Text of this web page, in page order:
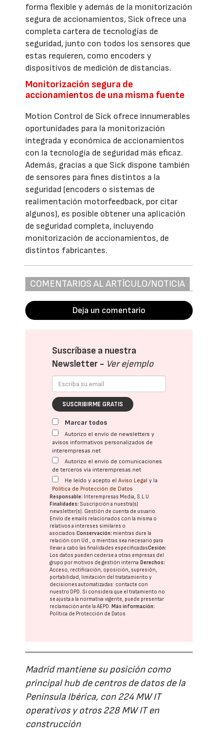
forma flexible y además de la monitorización
segura de accionamientos, Sick ofrece una
completa cartera de tecnologías de
seguridad, junto con todos los sensores que
estas requieren, como encoders y
dispositivos de medición de distancias.
Monitorización segura de
accionamientos de una misma fuente
Motion Control de Sick ofrece innumerables
oportunidades para la monitorización
integrada y económica de accionamientos
con la tecnología de seguridad más eficaz.
Además, gracias a que Sick dispone también
de sensores para fines distintos a la
seguridad (encoders o sistemas de
realimentación motorfeedback, por citar
algunos), es posible obtener una aplicación
de seguridad completa, incluyendo
monitorización de accionamientos, de
distintos fabricantes.
COMENTARIOS AL ARTÍCULO/NOTICIA
Deja un comentario
Suscríbase a nuestra
Newsletter - Ver ejemplo
SUSCRIBIRME GRATIS
Marcar todos
Autorizo el envío de newsletters y
avisos informativos personalizados de
interempresas.net
Autorizo el envío de comunicaciones
de terceros vía interempresas.net
He leído y acepto elAviso Legal y la
Política de Protección de Datos
Responsable: Interempresas Media, S.L.U.
Finalidades: Suscripción a nuestra(s)
newsletter(s). Gestión de cuenta de usuario.
Envío de emails relacionados con la misma o
relativos a intereses similares o
asociados.Conservación: mientras dure la
relación con Ud., o mientras sea necesario para
llevar a cabo las finalidades especificadasCesión:
Los datos pueden cederse a otras empresas del
grupo por motivos de gestión interna. Derechos:
Acceso, rectificación, oposición, supresión,
portabilidad, limitación del tratatamiento y
decisiones automatizadas: contacte con
nuestro DPD. Si considera que el tratamiento no
se ajusta a la normativa vigente, puede presentar
reclamación ante laAEPD. Más información:
Política de Protección de Datos
Madrid mantiene su posición como
principal hub de centros de datos de la
Península Ibérica, con 224 MW IT
operativos y otros 228 MW IT en
construcción